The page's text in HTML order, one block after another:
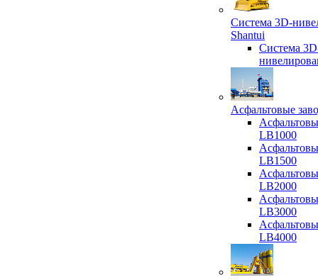
Система 3D-
Shantui
Система
Асфальтовые
LB1000
LB1500
LB2000
LB3000
LB4000